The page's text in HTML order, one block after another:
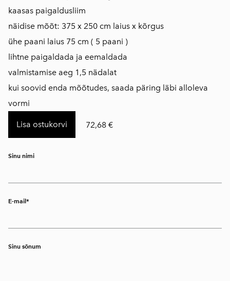
kaasas paigaldusliim
näidise mõõt: 375 x 250 cm laius x kõrgus
ühe paani laius 75 cm ( 5 paani )
lihtne paigaldada ja eemaldada
valmistamise aeg 1,5 nädalat
kui soovid enda mõõtudes, saada päring läbi alloleva
vormi
Lisa ostukorvi 72,68 €
Sinu nimi
E-mail
Sinu sõnum